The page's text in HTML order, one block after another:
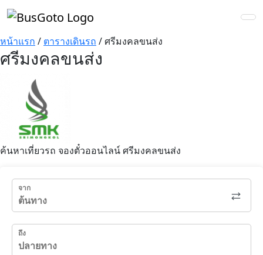
หน้าแรก / ตารางเดินรถ /ศรีมงคลขนส่ง
ศรีมงคลขนส่ง
ค้นหาเที่ยวรถ จองตั๋วออนไลน์ ศรีมงคลขนส่ง
จาก
ถึง